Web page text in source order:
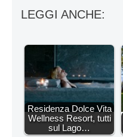
LEGGI ANCHE:
Residenza Dolce Vita
Wellness Resort, tutti
sul Lago…